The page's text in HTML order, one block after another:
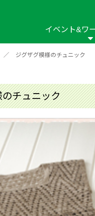
イベント&ワ
年 2024年
ト
年 2019年 2018年
ソーイン
布の手芸
羊毛の手芸
編み物
その他
縫い針 ソーイング用
インテリア 補修用品
ポルトボヌール
／ ジグザグ模様のチュニック
チュニック